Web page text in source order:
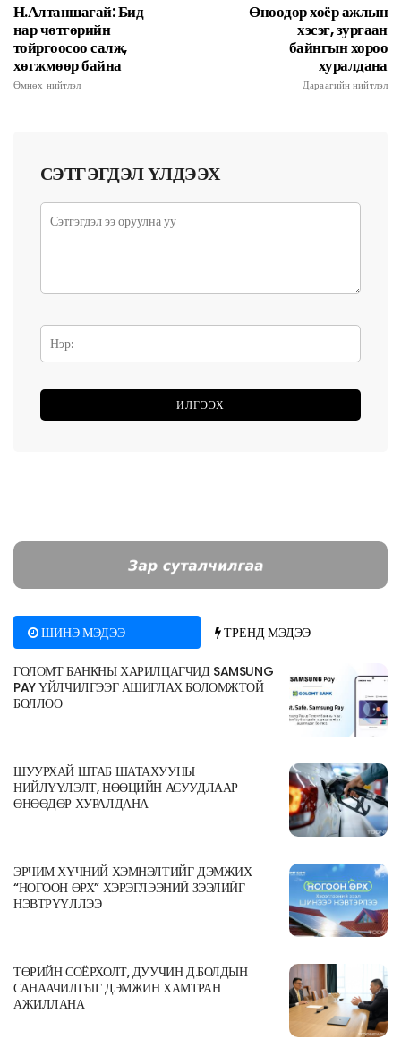
Н.Алтаншагай: Бид
нар чөтгөрийн
тойргоосоо салж,
хөгжмөөр байна
Өмнөх нийтлэл
Өнөөдөр хоёр ажлын
хэсэг, зургаан
байнгын хороо
хуралдана
Дараагийн нийтлэл
СЭТГЭГДЭЛ ҮЛДЭЭХ
ШИНЭ МЭДЭЭ ТРЕНД МЭДЭЭ
ГОЛОМТ БАНКНЫ ХАРИЛЦАГЧИД SAMSUNG
PAY ҮЙЛЧИЛГЭЭГ АШИГЛАХ БОЛОМЖТОЙ
БОЛЛОО
ШУУРХАЙ ШТАБ ШАТАХУУНЫ
НИЙЛҮҮЛЭЛТ, НӨӨЦИЙН АСУУДЛААР
ӨНӨӨДӨР ХУРАЛДАНА
ЭРЧИМ ХҮЧНИЙ ХЭМНЭЛТИЙГ ДЭМЖИХ
“НОГООН ӨРХ” ХЭРЭГЛЭЭНИЙ ЗЭЭЛИЙГ
НЭВТРҮҮЛЛЭЭ
ТӨРИЙН СОЁРХОЛТ, ДУУЧИН Д.БОЛДЫН
САНААЧИЛГЫГ ДЭМЖИН ХАМТРАН
АЖИЛЛАНА